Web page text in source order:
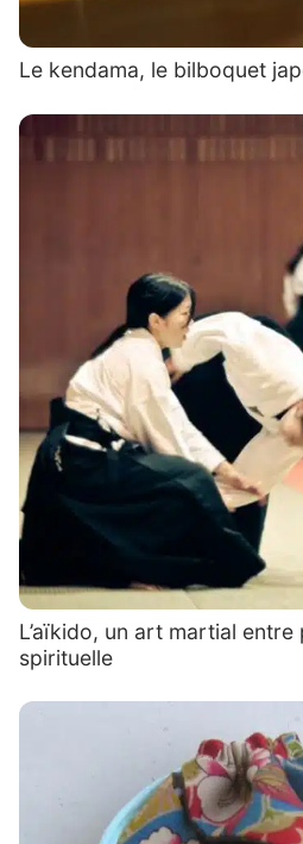
Le kendama, le bilboquet
L’aïkido, un art martial
spirituelle